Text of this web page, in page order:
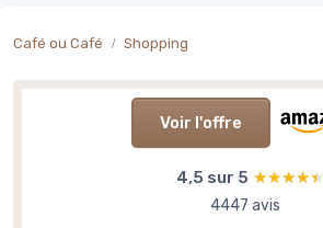
Café ou Café Shopping
Voir l'offre
4,5 sur 5 ★★★★★
★★★★★
4447 avis